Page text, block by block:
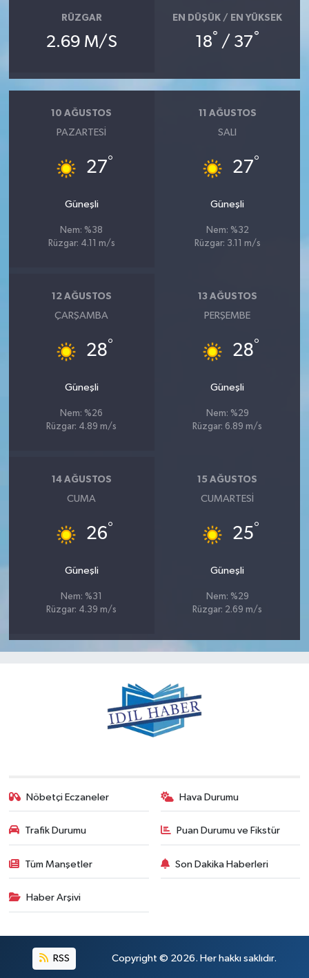
RÜZGAR
2.69 M/S
EN DÜŞÜK / EN YÜKSEK
18° / 37°
10 AĞUSTOS
PAZARTESI
27°
Güneşli
Nem: %38
Rüzgar: 4.11 m/s
11 AĞUSTOS
SALI
27°
Güneşli
Nem: %32
Rüzgar: 3.11 m/s
12 AĞUSTOS
ÇARŞAMBA
28°
Güneşli
Nem: %26
Rüzgar: 4.89 m/s
13 AĞUSTOS
PERŞEMBE
28°
Güneşli
Nem: %29
Rüzgar: 6.89 m/s
14 AĞUSTOS
CUMA
26°
Güneşli
Nem: %31
Rüzgar: 4.39 m/s
15 AĞUSTOS
CUMARTESI
25°
Güneşli
Nem: %29
Rüzgar: 2.69 m/s
Nöbetçi Eczaneler Hava Durumu
Trafik Durumu Puan Durumu ve Fikstür
Tüm Manşetler Son Dakika Haberleri
Haber Arşivi
RSS Copyright © 2026. Her hakkı saklıdır.